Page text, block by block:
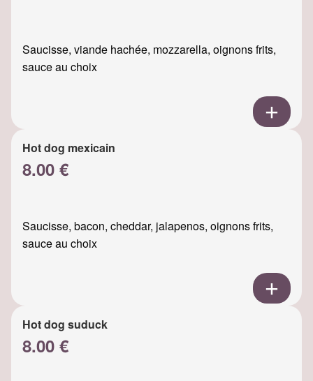
Saucisse, viande hachée, mozzarella, oignons frits,
sauce au choix
Hot dog mexicain
8.00 €
Saucisse, bacon, cheddar, jalapenos, oignons frits,
sauce au choix
Hot dog suduck
8.00 €